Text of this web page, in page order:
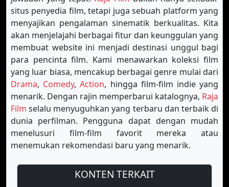
situs penyedia film, tetapi juga sebuah platform yang
menyajikan pengalaman sinematik berkualitas. Kita
akan menjelajahi berbagai fitur dan keunggulan yang
membuat website ini menjadi destinasi unggul bagi
para pencinta film. Kami menawarkan koleksi film
yang luar biasa, mencakup berbagai genre mulai dari
Drama, Comedy,Action, hingga film-film indie yang
menarik. Dengan rajin memperbarui katalognya, Raja
Film selalu menyuguhkan yang terbaru dan terbaik di
dunia perfilman. Pengguna dapat dengan mudah
menelusuri film-film favorit mereka atau
menemukan rekomendasi baru yang menarik.
KONTEN TERKAIT